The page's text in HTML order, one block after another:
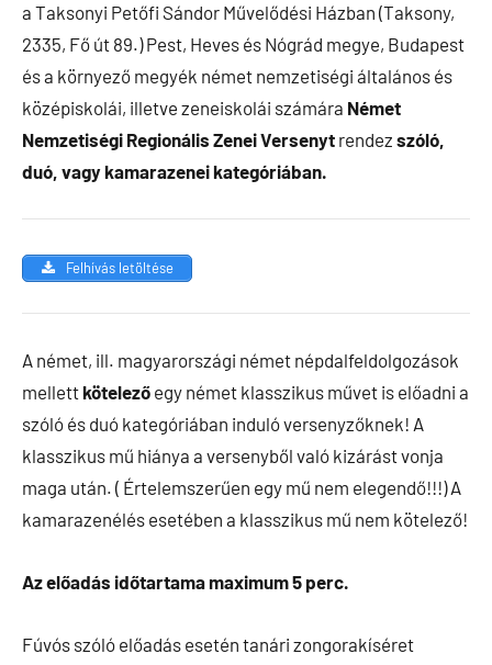
a Taksonyi Petőfi Sándor Művelődési Házban (Taksony,
2335, Fő út 89.) Pest, Heves és Nógrád megye, Budapest
és a környező megyék német nemzetiségi általános és
középiskolái, illetve zeneiskolái számára Német
Nemzetiségi Regionális Zenei Versenyt rendez szóló,
duó, vagy kamarazenei kategóriában.
Felhívás letöltése
A német, ill. magyarországi német népdalfeldolgozások
mellettkötelező egy német klasszikus művet is előadni a
szóló és duó kategóriában induló versenyzőknek! A
klasszikus mű hiánya a versenyből való kizárást vonja
maga után. ( Értelemszerűen egy mű nem elegendő!!!) A
kamarazenélés esetében a klasszikus mű nem kötelező!
Az előadás időtartama maximum 5 perc.
Fúvós szóló előadás esetén tanári zongorakíséret